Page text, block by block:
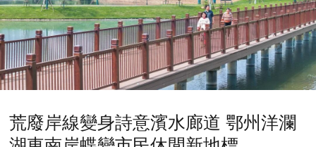
荒廢岸線變身詩意濱水廊道 鄂州洋瀾